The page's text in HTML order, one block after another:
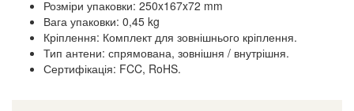
Розміри упаковки: 250x167x72 mm
Вага упаковки: 0,45 kg
Кріплення: Комплект для зовнішнього кріплення.
Тип антени: спрямована, зовнішня / внутрішня.
Сертифікація: FCC, RoHS.